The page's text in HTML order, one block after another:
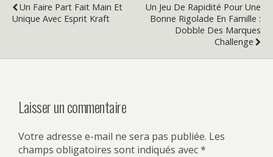
Un Faire Part Fait Main Et
Unique Avec Esprit Kraft
Un Jeu De Rapidité Pour Une
Bonne Rigolade En Famille :
Dobble Des Marques
Challenge
Laisser un commentaire
Votre adresse e-mail ne sera pas publiée. Les
champs obligatoires sont indiqués avec*